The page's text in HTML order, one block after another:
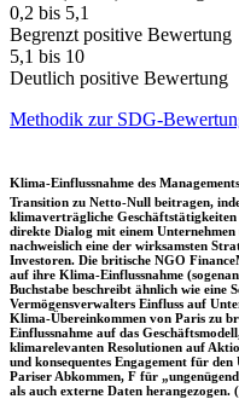
0,2 bis 5,1
Begrenzt positive Bewertung
5,1 bis 10
Deutlich positive Bewertung
Methodik zur SDG-
Klima-Einflussnahme des Managements
Transition zu Netto-Null beitragen,
klimaverträgliche
direkte Dialog mit einem
nachweislich eine der wirksamsten
Investoren. Die britische NGO
auf ihre Klima-Einflussnahme
Buchstabe beschreibt ähnlich wie eine
Vermögensverwalters Einfluss auf
Klima-Übereinkommen von Paris zu
Einflussnahme auf das
klimarelevanten Resolutionen auf
und konsequentes Engagement für
Pariser Abkommen, F für
als auch externe Daten